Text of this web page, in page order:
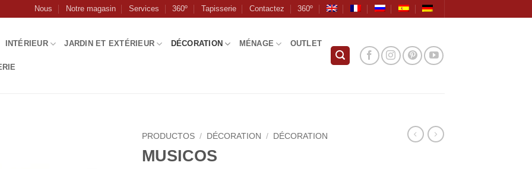
Nous Notre magasin Services 360º Tapisserie Contactez 360º
INTÉRIEUR JARDIN ET EXTÉRIEUR DÉCORATION MÉNAGE OUTLET
PRODUCTOS / DÉCORATION / DÉCORATION
MUSICOS